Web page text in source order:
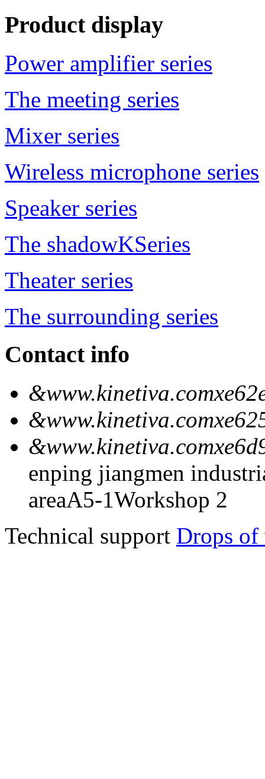
Product display
Power amplifier series
The meeting series
Mixer series
Wireless microphone series
Speaker series
The shadowKSeries
Theater series
The surrounding series
Contact info
enping jiangmen
areaA5-1Workshop 2
Technical support Drops of